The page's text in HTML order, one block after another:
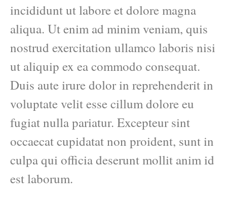
incididunt ut labore et dolore magna
aliqua. Ut enim ad minim veniam, quis
nostrud exercitation ullamco laboris nisi
ut aliquip ex ea commodo consequat.
Duis aute irure dolor in reprehenderit in
voluptate velit esse cillum dolore eu
fugiat nulla pariatur. Excepteur sint
occaecat cupidatat non proident, sunt in
culpa qui officia deserunt mollit anim id
est laborum.